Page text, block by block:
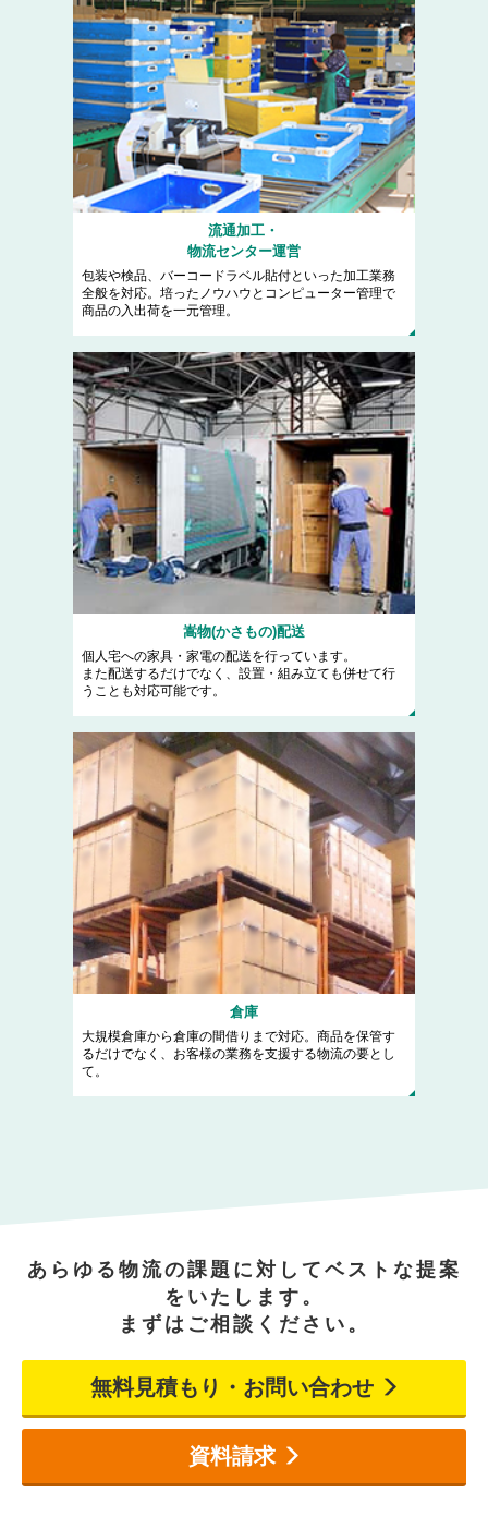
流通加工・
物流センター運営
包装や検品、バーコードラベル貼付といった加工業務
全般を対応。培ったノウハウとコンピューター管理で
商品の入出荷を一元管理。
嵩物(かさもの)配送
個人宅への家具・家電の配送を行っています。
また配送するだけでなく、設置・組み立ても併せて行
うことも対応可能です。
倉庫
大規模倉庫から倉庫の間借りまで対応。商品を保管す
るだけでなく、お客様の業務を支援する物流の要とし
て。
あらゆる物流の課題に対してベストな提案
をいたします。
まずはご相談ください。
無料見積もり・お問い合わせ
資料請求